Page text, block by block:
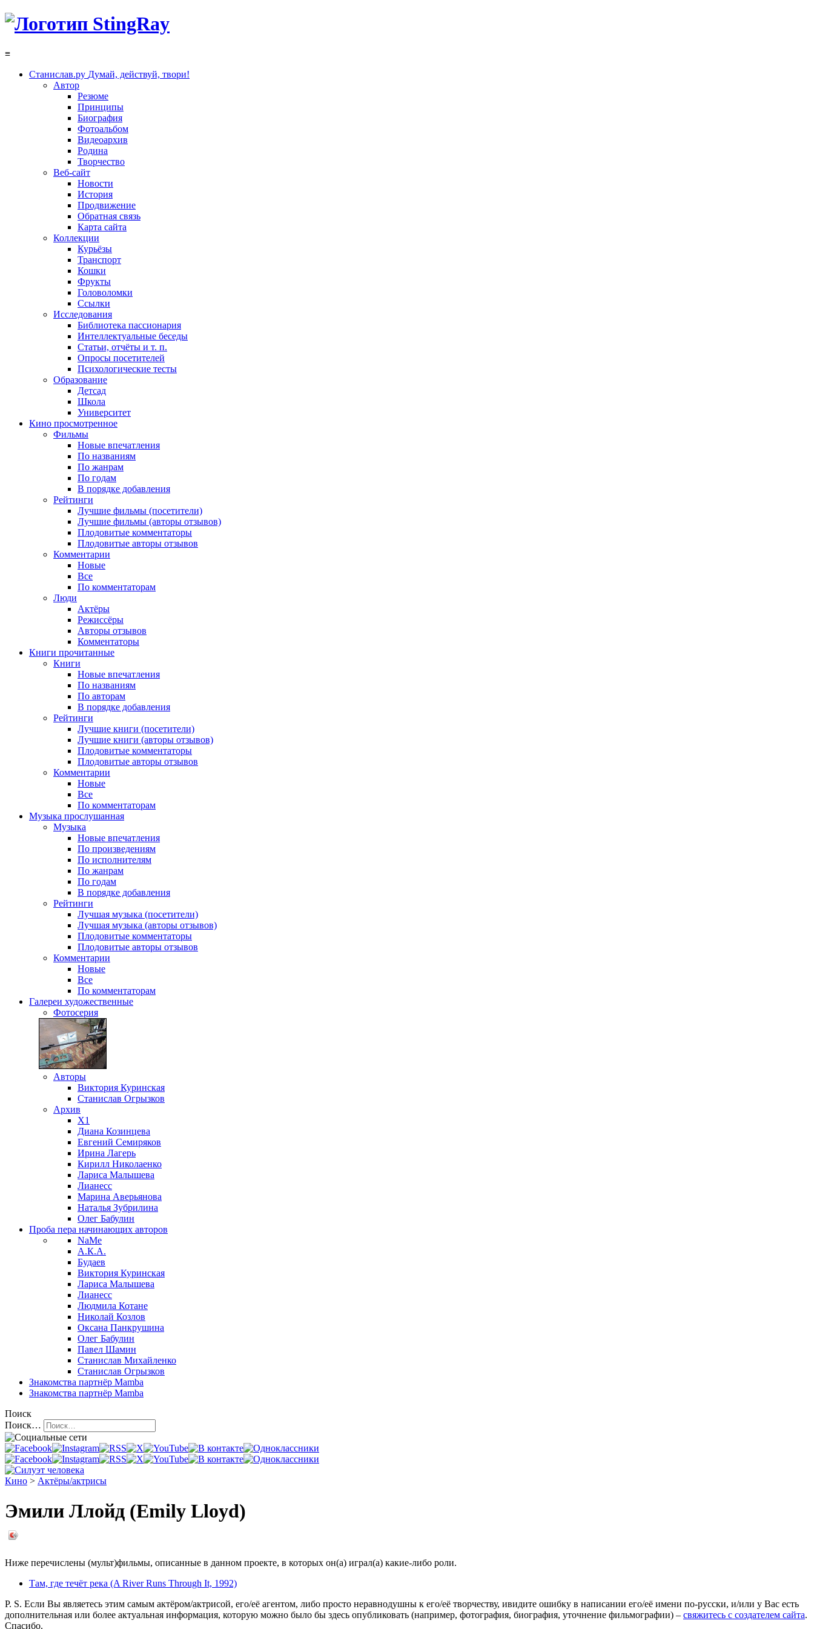
≡
Станислав.ру Думай, действуй, твори!
Автор
Резюме
Принципы
Биография
Фотоальбом
Видеоархив
Родина
Творчество
Веб-сайт
Новости
История
Продвижение
Обратная связь
Карта сайта
Коллекции
Курьёзы
Транспорт
Кошки
Фрукты
Головоломки
Ссылки
Исследования
Библиотека пассионария
Интеллектуальные беседы
Статьи, отчёты и т. п.
Опросы посетителей
Психологические тесты
Образование
Детсад
Школа
Университет
Кино просмотренное
Фильмы
Новые впечатления
По названиям
По жанрам
По годам
В порядке добавления
Рейтинги
Лучшие фильмы (посетители)
Лучшие фильмы (авторы отзывов)
Плодовитые комментаторы
Плодовитые авторы отзывов
Комментарии
Новые
Все
По комментаторам
Люди
Актёры
Режиссёры
Авторы отзывов
Комментаторы
Книги прочитанные
Книги
Новые впечатления
По названиям
По авторам
В порядке добавления
Рейтинги
Лучшие книги (посетители)
Лучшие книги (авторы отзывов)
Плодовитые комментаторы
Плодовитые авторы отзывов
Комментарии
Новые
Все
По комментаторам
Музыка прослушанная
Музыка
Новые впечатления
По произведениям
По исполнителям
По жанрам
По годам
В порядке добавления
Рейтинги
Лучшая музыка (посетители)
Лучшая музыка (авторы отзывов)
Плодовитые комментаторы
Плодовитые авторы отзывов
Комментарии
Новые
Все
По комментаторам
Галереи художественные
Фотосерия
Авторы
Виктория Куринская
Станислав Огрызков
Архив
X1
Диана Козинцева
Евгений Семиряков
Ирина Лагерь
Кирилл Николаенко
Лариса Малышева
Лианесс
Марина Аверьянова
Наталья Зубрилина
Олег Бабулин
Проба пера начинающих авторов
NaMe
А.К.А.
Будаев
Виктория Куринская
Лариса Малышева
Лианесс
Людмила Котане
Николай Козлов
Оксана Панкрушина
Олег Бабулин
Павел Шамин
Станислав Михайленко
Станислав Огрызков
Знакомства партнёр Mamba
Знакомства партнёр Mamba
Поиск
Поиск…
Кино > Актёры/актрисы
Эмили Ллойд (Emily Lloyd)
Ниже перечислены (мульт)фильмы, описанные в данном проекте, в которых он(а) играл(а) какие-либо роли.
Там, где течёт река (A River Runs Through It, 1992)
P. S. Если Вы являетесь этим самым актёром/актрисой, его/её агентом, либо просто неравнодушны к его/её творчеству, ивидите ошибку в написании его/её имени по-русски, и/или у Вас есть
дополнительная или более актуальная информация, которую можно было бы здесь опубликовать (например, фотография, биография, уточнение фильмографии) – свяжитесь с создателем сайта.
Спасибо.